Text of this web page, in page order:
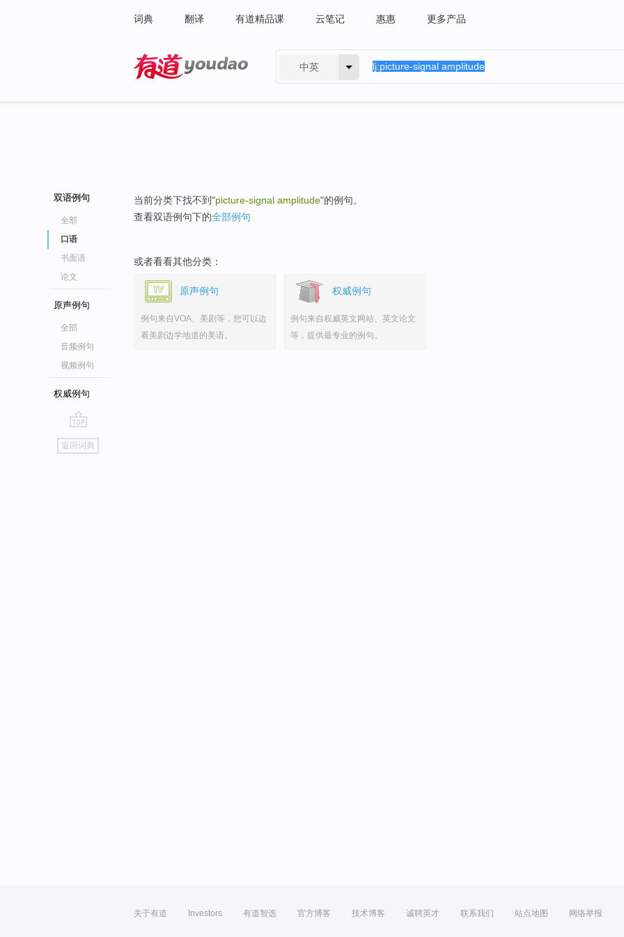
词典 翻译 有道精品课 云笔记 惠惠 更多产品
中英
双语例句
全部
口语
书面语
论文
原声例句
全部
音频例句
视频例句
权威例句
go
top
返回词典
当前分类下找不到"picture-signal amplitude"的例句。
查看双语例句下的全部例句
或者看看其他分类：
原声例句
例句来自VOA、美剧等，您可以边
看美剧边学地道的美语。
权威例句
例句来自权威英文网站、英文论文
等，提供最专业的例句。
关于有道 Investors 有道智选 官方博客 技术博客 诚聘英才 联系我们 站点地图 网络举报